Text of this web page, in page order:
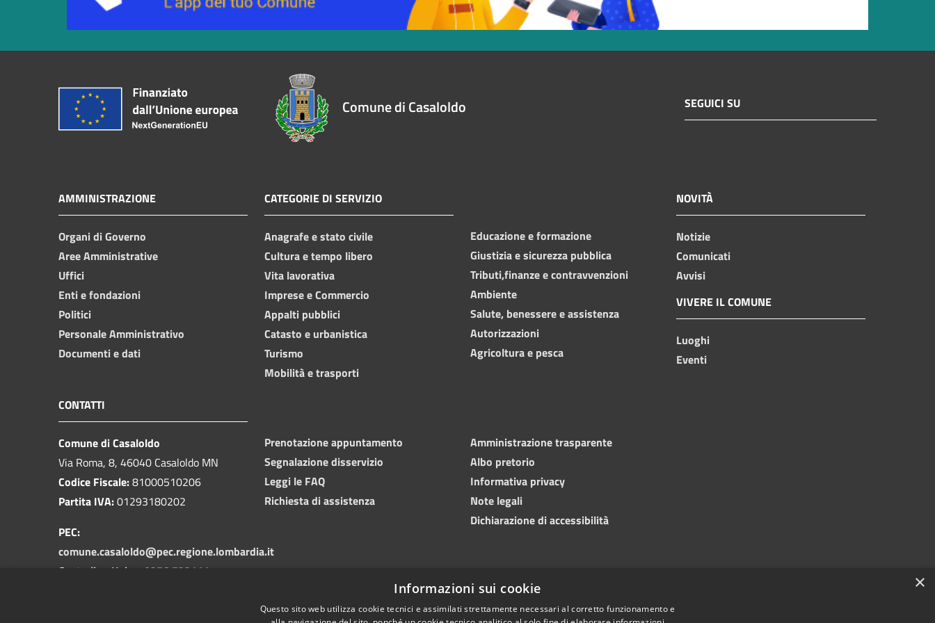
Comune di Casaloldo SEGUICI SU
AMMINISTRAZIONE
Organi di Governo
Aree Amministrative
Uffici
Enti e fondazioni
Politici
Personale Amministrativo
Documenti e dati
CATEGORIE DI SERVIZIO
Anagrafe e stato civile
Cultura e tempo libero
Vita lavorativa
Imprese e Commercio
Appalti pubblici
Catasto e urbanistica
Turismo
Mobilità e trasporti
Educazione e formazione
Giustizia e sicurezza pubblica
Tributi,finanze e contravvenzioni
Ambiente
Salute, benessere e assistenza
Autorizzazioni
Agricoltura e pesca
NOVITÀ
Notizie
Comunicati
Avvisi
VIVERE IL COMUNE
Luoghi
Eventi
CONTATTI
Comune di Casaloldo
Via Roma, 8, 46040 Casaloldo MN
Codice Fiscale:81000510206
Partita IVA:01293180202
PEC:
comune.casaloldo@pec.regione.lombardia.it
Centralino Unico: 0376 732111
Prenotazione appuntamento
Segnalazione disservizio
Leggi le FAQ
Richiesta di assistenza
Amministrazione trasparente
Albo pretorio
Informativa privacy
Note legali
Dichiarazione di accessibilità
×
Informazioni sui cookie
Questo sito web utilizza cookie tecnici e assimilati strettamente necessari al corretto funzionamento e